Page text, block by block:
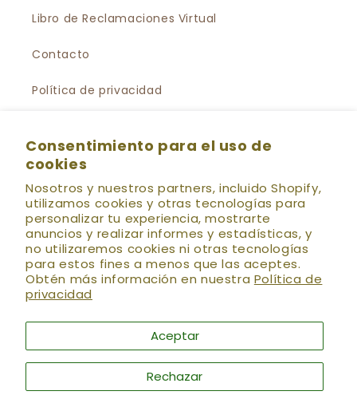
Consentimiento para el uso de
cookies
Nosotros y nuestros partners, incluido Shopify,
utilizamos cookies y otras tecnologías para
personalizar tu experiencia, mostrarte
anuncios y realizar informes y estadísticas, y
no utilizaremos cookies ni otras tecnologías
para estos fines a menos que las aceptes.
Obtén más información en nuestra Política de
privacidad
Aceptar
Rechazar
Libro de Reclamaciones Virtual
Contacto
Política de privacidad
Preguntas Frecuentes
💌 HOLÍSTICA NEWSSe el primero en enterarte
de las nuevas colecciones, preventas, descuentos
especiales, talleres, eventos y más!! (:
Correo electrónico
FacebookInstagramYouTube
Formas